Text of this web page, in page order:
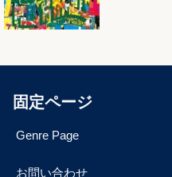
固定ページ
Genre Page
お問い合わせ